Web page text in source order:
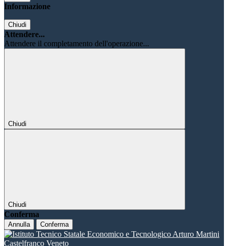
Informazione
Chiudi
Attendere...
Attendere il completamento dell'operazione...
Chiudi
Chiudi
Conferma
Annulla Conferma